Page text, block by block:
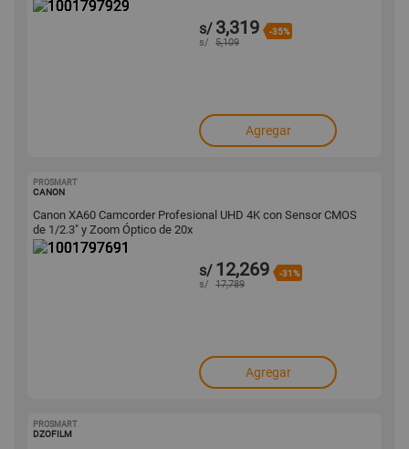
s/ 3,319 -35%
s/ 5,109
Agregar
PROSMART
CANON
Canon XA60 Camcorder Profesional UHD 4K con Sensor CMOS
de 1/2.3" y Zoom Óptico de 20x
s/ 12,269 -31%
s/ 17,789
Agregar
PROSMART
DZOFILM